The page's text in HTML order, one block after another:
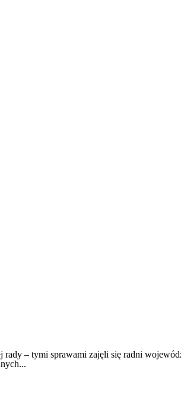
– tymi sprawami zajęli się radni